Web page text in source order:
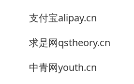
支付宝alipay.cn
求是网qstheory.cn
中青网youth.cn